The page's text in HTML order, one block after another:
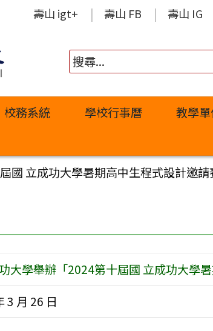
壽山 igt+ 壽山 FB 壽山 IG
校務系統 學校行事曆 教學
國 立成功大學暑期高中生程式設計邀請
大學舉辦「2024第十屆國 立成功大學
3 月 26 日